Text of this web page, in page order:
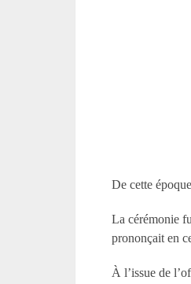
De cette
La cérémonie
prononçait en
À l’issue de